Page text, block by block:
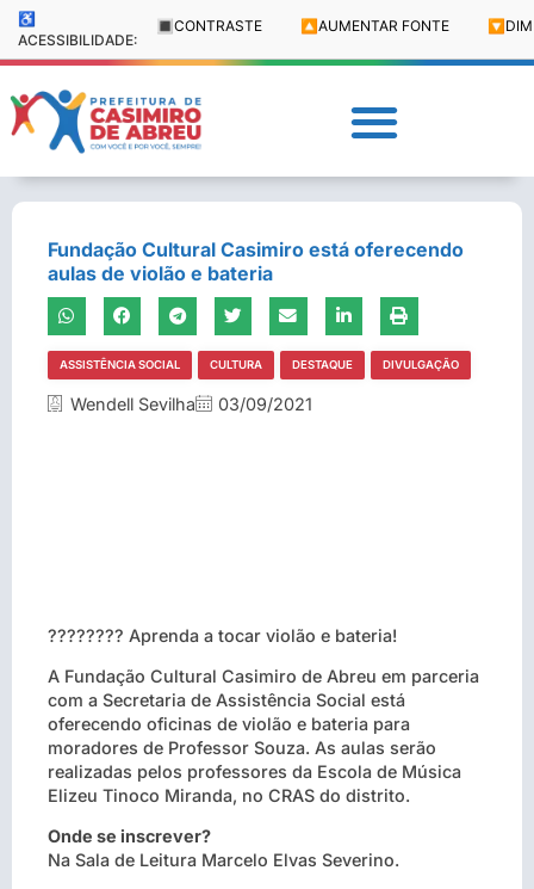
♿
ACESSIBILIDADE:
🔳 CONTRASTE 🔼 AUMENTAR FONTE 🔽
Fundação Cultural Casimiro está oferecendo
aulas de violão e bateria
ASSISTÊNCIA SOCIAL CULTURA DESTAQUE DIVULGAÇÃO
Wendell Sevilha 03/09/2021
???????? Aprenda a tocar violão e bateria!
A Fundação Cultural Casimiro de Abreu em parceria
com a Secretaria de Assistência Social está
oferecendo oficinas de violão e bateria para
moradores de Professor Souza. As aulas serão
realizadas pelos professores da Escola de Música
Elizeu Tinoco Miranda, no CRAS do distrito.
Onde se inscrever?
Na Sala de Leitura Marcelo Elvas Severino.